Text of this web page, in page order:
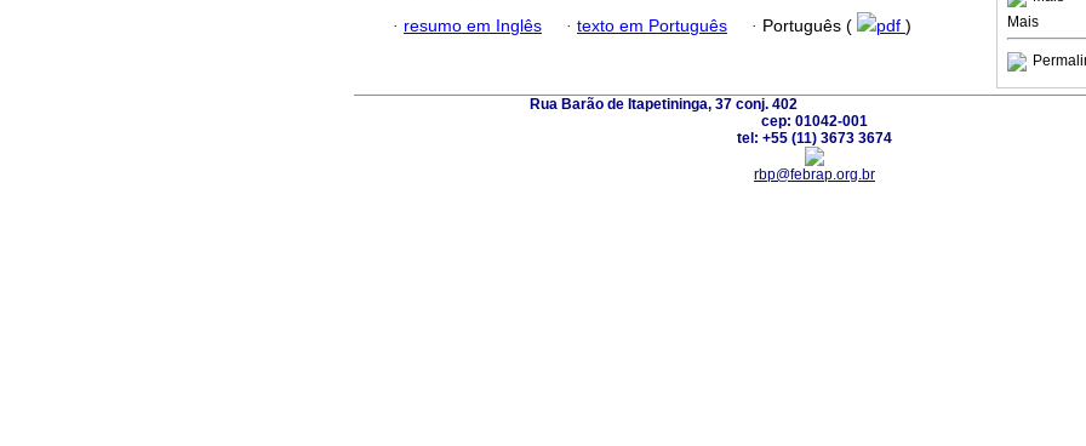
Mais
· resumo em Inglês · texto em Português · Português ( pdf )
Rua Barão de Itapetininga, 37 conj. 402
cep: 01042-001
tel: +55 (11) 3673 3674
rbp@febrap.org.br